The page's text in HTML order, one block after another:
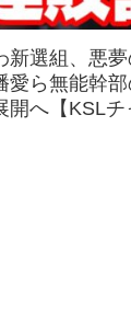
新選組、悪
愛ら無能幹
へ【KSLチ